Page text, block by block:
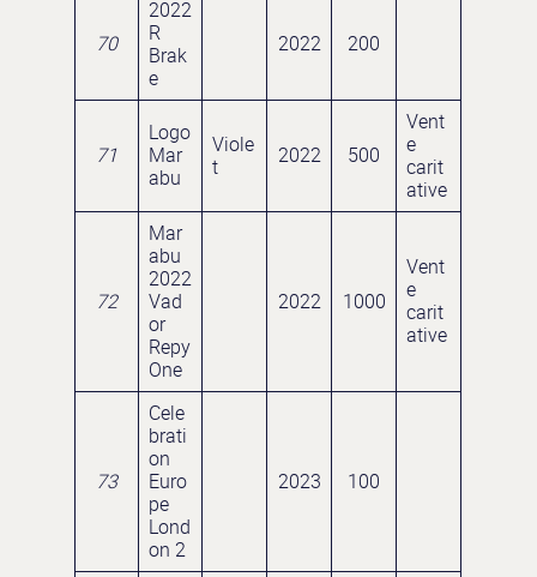
70
2022
R
Brak
e
2022 200
71
Logo
Mar
abu
Viole
t
2022 500
Vent
e
carit
ative
72
Mar
abu
2022
Vad
or
Repy
One
2022 1000
Vent
e
carit
ative
73
Cele
brati
on
Euro
pe
Lond
on 2
2023 100